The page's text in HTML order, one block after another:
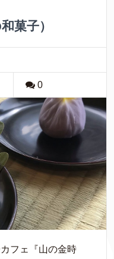
菓子）
0
フェ『山の金時